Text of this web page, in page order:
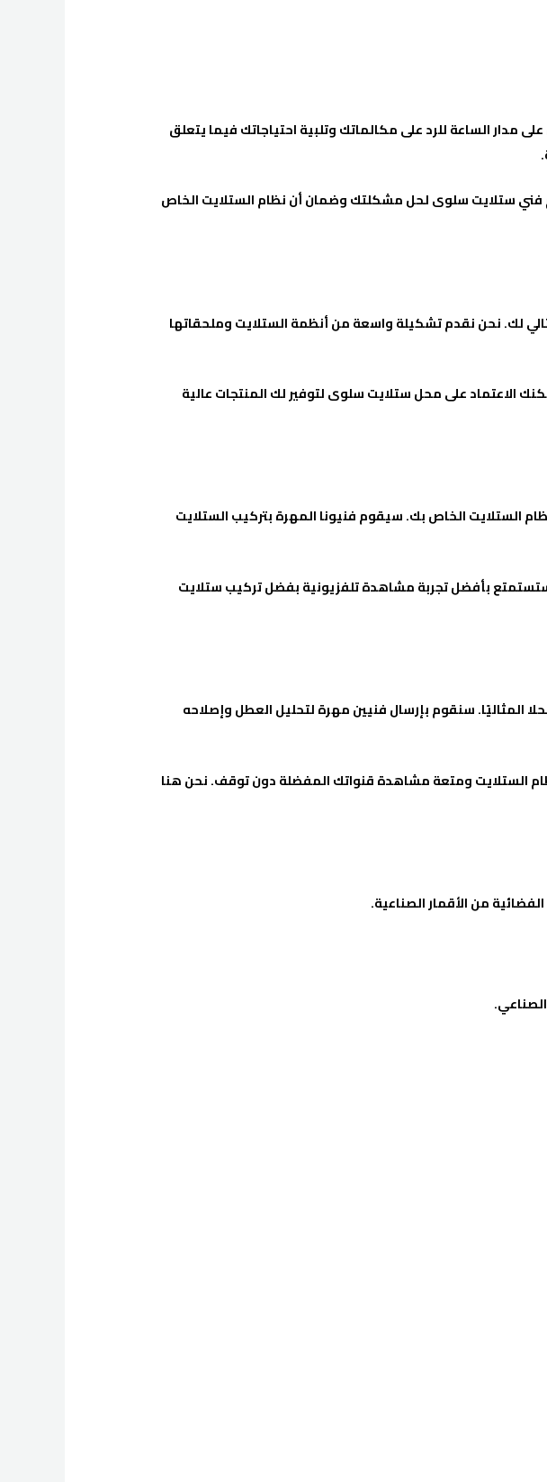
الساعة للرد على مكالماتك وتلبية احتياجاتك فيما يتعلق
فني ستلايت سلوى لحل مشكلتك وضمان أن نظام الستلايت الخاص
لك. نحن نقدم تشكيلة واسعة من أنظمة الستلايت وملحقاتها
الاعتماد على محل ستلايت سلوى لتوفير لك المنتجات عالية
الستلايت الخاص بك. سيقوم فنيونا المهرة بتركيب الستلايت
ستستمتع بأفضل تجربة مشاهدة تلفزيونية بفضل تركيب ستلايت
المثاليًا. سنقوم بإرسال فنيين مهرة لتحليل العطل وإصلاحه
الستلايت ومتعة مشاهدة قنواتك المفضلة دون توقف. نحن هنا
من الأقمار الصناعية.